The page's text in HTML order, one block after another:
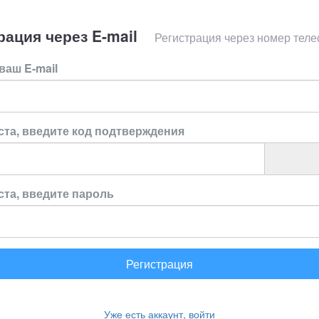
через E-mail
Регистрация через номер
E-mail
введите код подтверждения
введите пароль
Регистрация
Уже есть аккаунт, войти